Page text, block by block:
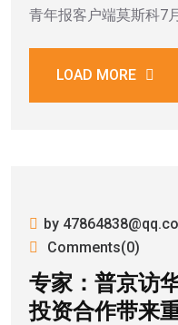
青年报客户端莫斯科7
LOAD MORE
by
Comments(0)
专家：普京访
投资合作带来